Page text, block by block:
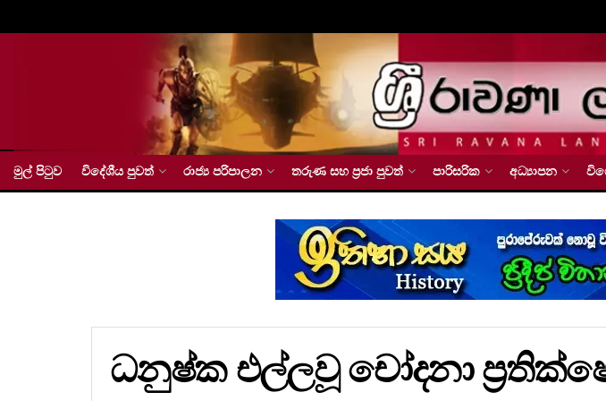
මුල් පිටුව විදේශීය පුවත් රාජ්‍ය පරිපාලන තරුණ සහ ප්‍රජා පුවත් පාරිසරික අධ්‍යාපන
ධනුෂ්ක එල්ලවූ චෝදනා